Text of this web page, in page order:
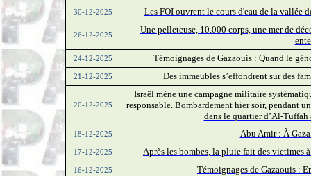
30-12-2025 Les FOI ouvrent le cours d'eau de la vallée
26-12-2025
Une pelleteuse, 10.000 corps, une mer de
24-12-2025 Témoignages de Gazaouis : Quand le
21-12-2025 Des immeubles s’effondrent sur des
20-12-2025
Israël mène une campagne militaire
responsable. Bombardement hier soir, pendant
dans le quartier d’Al-Tuffah
18-12-2025 Abu Amir : À
17-12-2025 Après les bombes, la pluie fait des victimes
16-12-2025 Témoignages de Gazaouis :